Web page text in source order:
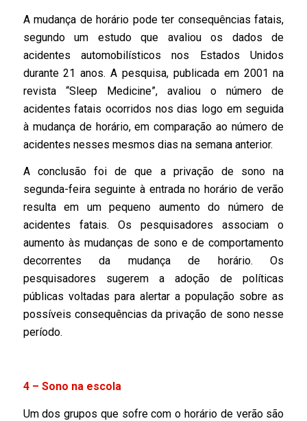
A mudança de horário pode ter consequências fatais,
segundo um estudo que avaliou os dados de
acidentes automobilísticos nos Estados Unidos
durante 21 anos. A pesquisa, publicada em 2001 na
revista “Sleep Medicine”, avaliou o número de
acidentes fatais ocorridos nos dias logo em seguida
à mudança de horário, em comparação ao número de
acidentes nesses mesmos dias na semana anterior.
A conclusão foi de que a privação de sono na
segunda-feira seguinte à entrada no horário de verão
resulta em um pequeno aumento do número de
acidentes fatais. Os pesquisadores associam o
aumento às mudanças de sono e de comportamento
decorrentes da mudança de horário. Os
pesquisadores sugerem a adoção de políticas
públicas voltadas para alertar a população sobre as
possíveis consequências da privação de sono nesse
período.
4 – Sono na escola
Um dos grupos que sofre com o horário de verão são